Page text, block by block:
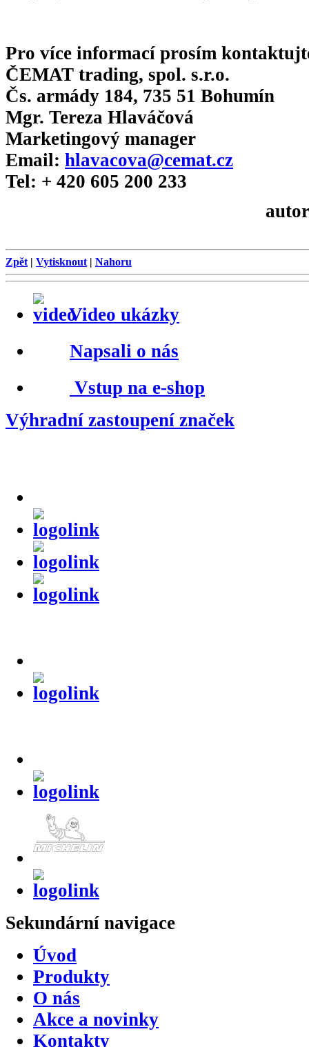
Pro více informací prosím
ČEMAT trading, spol. s.r.o.
Čs. armády 184, 735 51 Bohumín
Mgr. Tereza Hlaváčová
Marketingový manager
Email: hlavacova@cemat.cz
Tel: + 420 605 200 233
Zpět | Vytisknout | Nahoru
Video ukázky
Napsali o nás
Vstup na e-shop
Výhradní zastoupení značek
Sekundární navigace
Úvod
Produkty
O nás
Akce a novinky
Kontakty